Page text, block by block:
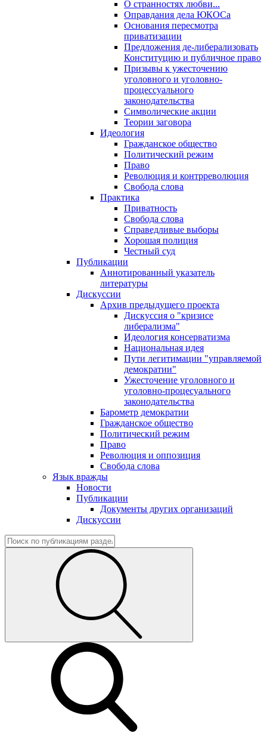
О странностях любви...
Оправдания дела ЮКОСа
Основания пересмотра
приватизации
Предложения де-либерализовать
Конституцию и публичное право
Призывы к ужесточению
уголовного и уголовно-
процессуального
законодательства
Символические акции
Теории заговора
Идеология
Гражданское общество
Политический режим
Право
Революция и контрреволюция
Свобода слова
Практика
Приватность
Свобода слова
Справедливые выборы
Хорошая полиция
Честный суд
Публикации
Аннотированный указатель
литературы
Дискуссии
Архив предыдущего проекта
Дискуссия о "кризисе
либерализма"
Идеология консерватизма
Национальная идея
Пути легитимации "управляемой
демократии"
Ужесточение уголовного и
уголовно-процесуального
законодательства
Барометр демократии
Гражданское общество
Политический режим
Право
Революция и оппозиция
Свобода слова
Язык вражды
Новости
Публикации
Документы других организаций
Дискуссии